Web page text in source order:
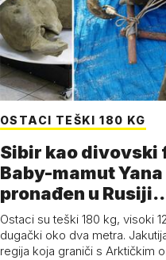
OSTACI TEŠKI 180 KG
Sibir kao
Baby-mamut Yana
pronađen u Rusiji
najsačuvaniji je…
Ostaci su teški 180 kg, visoki
dugački oko dva metra.
regija koja graniči s Arktičkim